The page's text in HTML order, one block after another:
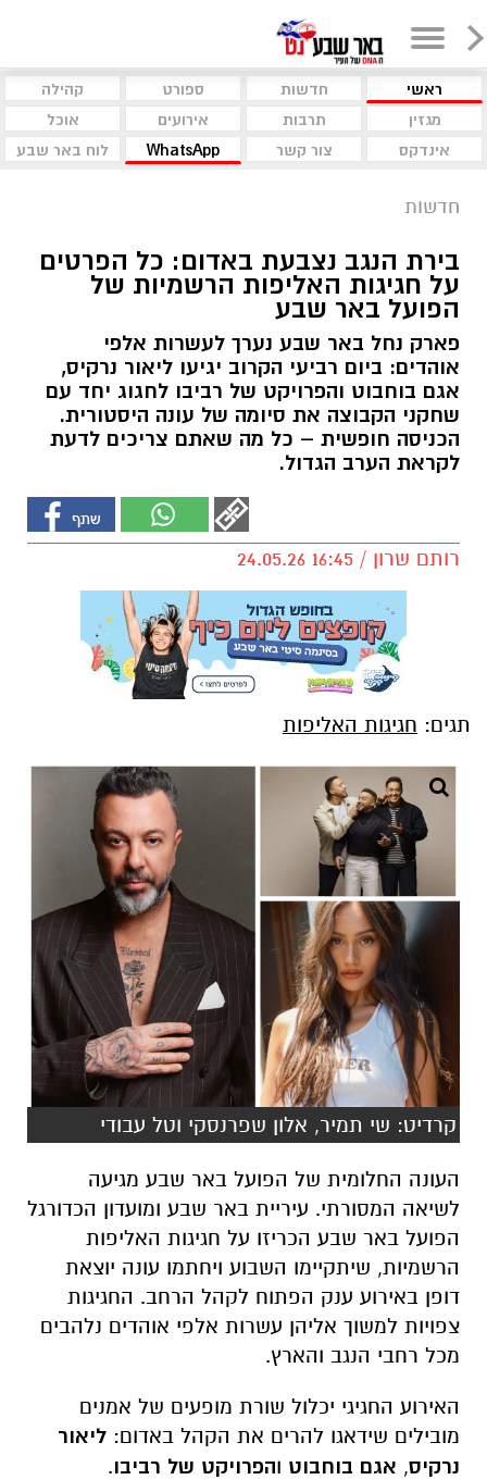
ראשי חדשות ספורט
קהילה
מגזין
תרבות אירועים
אוכל
אינדקס
צור קשר WhatsApp לוח באר שבע
חדשות
בירת הנגב נצבעת באדום: כל הפרטים
על חגיגות האליפות הרשמיות של
הפועל באר שבע
פארק נחל באר שבע נערך לעשרות אלפי
אוהדים: ביום רביעי הקרוב יגיעו ליאור נרקיס,
אגם בוחבוט והפרויקט של רביבו לחגוג יחד עם
שחקני הקבוצה את סיומה של עונה היסטורית.
הכניסה חופשית – כל מה שאתם צריכים לדעת
לקראת הערב הגדול.
רותם שרון / 16:45 24.05.26
תגים: חגיגות האליפות
קרדיט: שי תמיר, אלון שפרנסקי וטל עבודי
העונה החלומית של הפועל באר שבע מגיעה
לשיאה המסורתי. עיריית באר שבע ומועדון הכדורגל
הפועל באר שבע הכריזו על חגיגות האליפות
הרשמיות, שיתקיימו השבוע ויחתמו עונה יוצאת
דופן באירוע ענק הפתוח לקהל הרחב. החגיגות
צפויות למשוך אליהן עשרות אלפי אוהדים נלהבים
מכל רחבי הנגב והארץ.
האירוע החגיגי יכלול שורת מופעים של אמנים
מובילים שידאגו להרים את הקהל באדום: ליאור
נרקיס, אגם בוחבוט והפרויקט של רביבו.